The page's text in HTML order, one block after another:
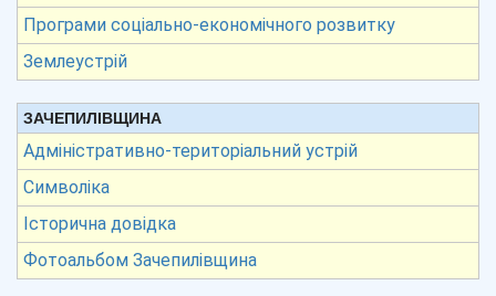
Програми соціально-економічного розвитку
Землеустрій
ЗАЧЕПИЛІВЩИНА
Адміністративно-територіальний устрій
Символіка
Історична довідка
Фотоальбом Зачепилівщина